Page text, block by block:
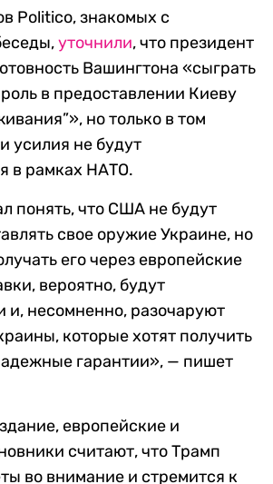
Politico, знакомых с
уточнили, что президент
Вашингтона «сыграть
в предоставлении Киеву
но только в том
усилия не будут
в рамках НАТО.
понять, что США не будут
свое оружие Украине, но
его через европейские
вероятно, будут
и, несомненно, разочаруют
которые хотят получить
гарантии», — пишет
европейские и
считают, что Трамп
во внимание и стремится к